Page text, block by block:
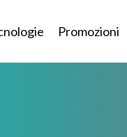
Promozioni